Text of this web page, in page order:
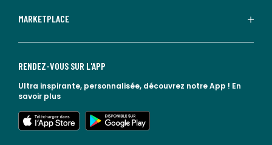
MARKETPLACE
RENDEZ-VOUS SUR L'APP
Ultra inspirante, personnalisée, découvrez notre App ! En
savoir plus
lien vers l'app store
lien vers google play